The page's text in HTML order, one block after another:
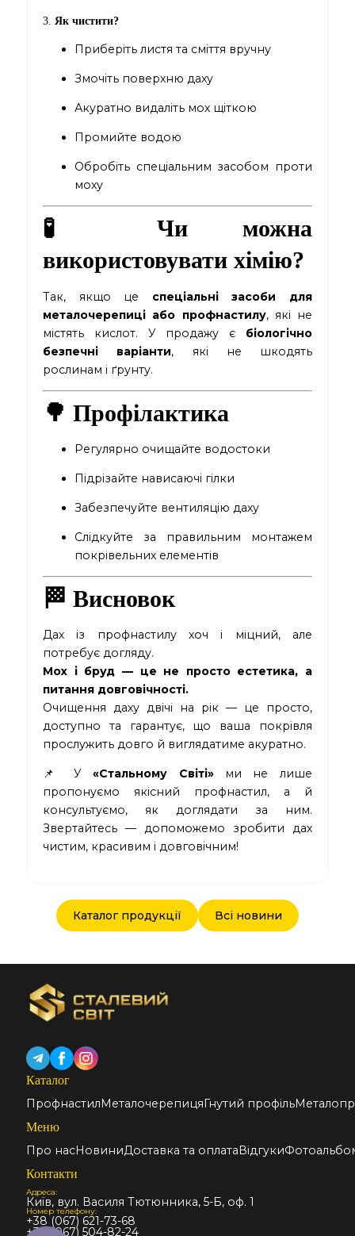
3. Як чистити?
Приберіть листя та сміття вручну
Змочіть поверхню даху
Акуратно видаліть мох щіткою
Промийте водою
Обробіть спеціальним засобом проти
моху
🧪 Чи можна
використовувати хімію?
Так, якщо це спеціальні засоби для
металочерепиці або профнастилу, які не
містять кислот. У продажу є біологічно
безпечні варіанти, які не шкодять
рослинам і ґрунту.
🌳 Профілактика
Регулярно очищайте водостоки
Підрізайте нависаючі гілки
Забезпечуйте вентиляцію даху
Слідкуйте за правильним монтажем
покрівельних елементів
🏁 Висновок
Дах із профнастилу хоч і міцний, але
потребує догляду.
Мох і бруд — це не просто естетика, а
питання довговічності.
Очищення даху двічі на рік — це просто,
доступно та гарантує, що ваша покрівля
прослужить довго й виглядатиме акуратно.
📌 У«Стальному Світі»ми не лише
пропонуємо якісний профнастил, а й
консультуємо, як доглядати за ним.
Звертайтесь — допоможемо зробити дах
чистим, красивим і довговічним!
Каталог продукції Всі новини
Каталог
ПрофнастилМеталочерепицяГнутий профіль
Меню
Про насНовиниДоставка та оплатаВідгуки
Контакти
Адреса:
Київ, вул. Василя Тютюнника, 5-Б, оф. 1
Номер телефону:
+38 (067) 621-73-68
+38 (067) 504-82-24